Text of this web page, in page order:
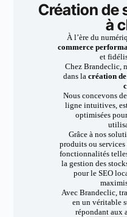
Création de
à
À l’ère du
commerce
et
Chez Brandeclic,
dans la création
Nous concevons
ligne intuitives,
optimisées
Grâce à nos
produits ou services
fonctionnalités
la gestion des
pour le SEO
Avec Brandeclic,
en un véritable
répondant aux